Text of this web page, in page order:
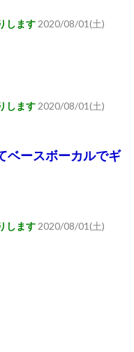
します 2020/08/01(土)
します 2020/08/01(土)
ベースボーカルでギ
します 2020/08/01(土)